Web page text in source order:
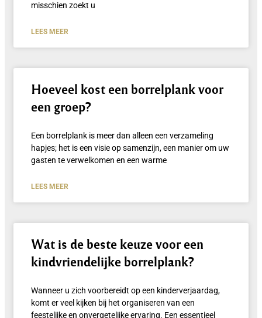
misschien zoekt u
LEES MEER
Hoeveel kost een borrelplank voor
een groep?
Een borrelplank is meer dan alleen een verzameling
hapjes; het is een visie op samenzijn, een manier om uw
gasten te verwelkomen en een warme
LEES MEER
Wat is de beste keuze voor een
kindvriendelijke borrelplank?
Wanneer u zich voorbereidt op een kinderverjaardag,
komt er veel kijken bij het organiseren van een
feestelijke en onvergetelijke ervaring. Een essentieel